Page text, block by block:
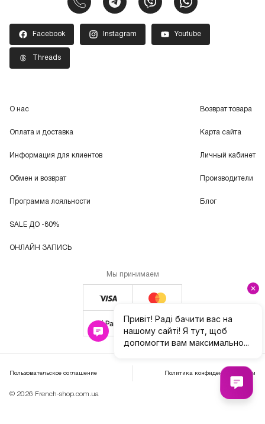
Facebook Instagram Youtube
Threads
О нас
Оплата и доставка
Информация для клиентов
Обмен и возврат
Программа лояльности
SALE ДО -80%
ОНЛАЙН ЗАПИСЬ
Возврат товара
Карта сайта
Личный кабинет
Производители
Блог
Мы принимаем
© 2026 French-shop.com.ua
Пользовательское соглашение Политика конфиденциальности